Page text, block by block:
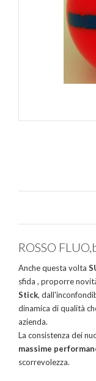
ROSSO
Anche questa volta
sfida , proporre
Stick,
dinamica di qualità
azienda.
La consistenza dei
massime
scorrevolezza.